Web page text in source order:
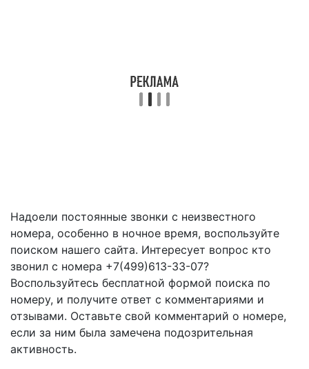
Надоели постоянные звонки с неизвестного
номера, особенно в ночное время, воспользуйте
поиском нашего сайта. Интересует вопрос кто
звонил с номера +7(499)613-33-07?
Воспользуйтесь бесплатной формой поиска по
номеру, и получите ответ с комментариями и
отзывами. Оставьте свой комментарий о номере,
если за ним была замечена подозрительная
активность.